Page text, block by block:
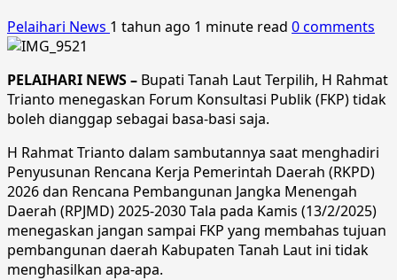
Pelaihari News 1 tahun ago 1 minute read 0 comments
PELAIHARI NEWS – Bupati Tanah Laut Terpilih, H Rahmat
Trianto menegaskan Forum Konsultasi Publik (FKP) tidak
boleh dianggap sebagai basa-basi saja.
H Rahmat Trianto dalam sambutannya saat menghadiri
Penyusunan Rencana Kerja Pemerintah Daerah (RKPD)
2026 dan Rencana Pembangunan Jangka Menengah
Daerah (RPJMD) 2025-2030 Tala pada Kamis (13/2/2025)
menegaskan jangan sampai FKP yang membahas tujuan
pembangunan daerah Kabupaten Tanah Laut ini tidak
menghasilkan apa-apa.